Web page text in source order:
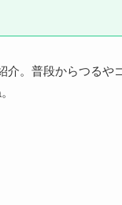
。普段からつるや